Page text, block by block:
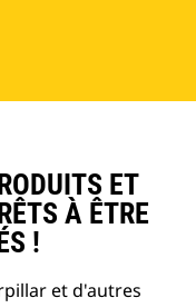
ET
À ÊTRE
!
et d'autres